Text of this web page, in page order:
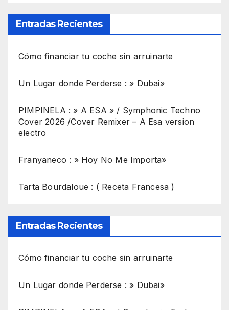
Entradas Recientes
Cómo financiar tu coche sin arruinarte
Un Lugar donde Perderse : » Dubai»
PIMPINELA : » A ESA » / Symphonic Techno
Cover 2026 /Cover Remixer – A Esa version
electro
Franyaneco : » Hoy No Me Importa»
Tarta Bourdaloue : ( Receta Francesa )
Entradas Recientes
Cómo financiar tu coche sin arruinarte
Un Lugar donde Perderse : » Dubai»